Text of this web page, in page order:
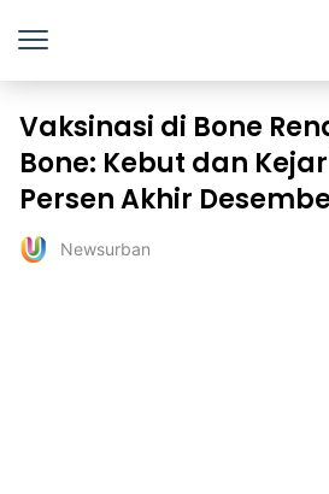
Vaksinasi di Bone
Bone: Kebut dan
Persen Akhir
Newsurban